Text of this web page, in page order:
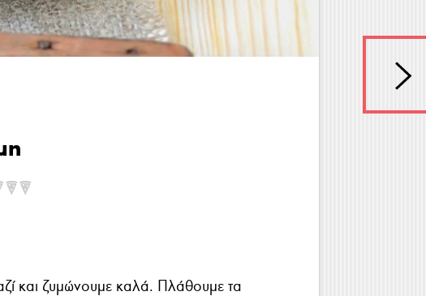
και ζυμώνουμε καλά. Πλάθουμε τα